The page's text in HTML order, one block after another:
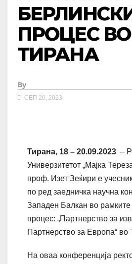
ПРОЦЕС ВО
ТИРАНА
By
СЕП 20, 2023
Тирана, 18 – 20.09.2023 –
Универзитетот „Мајка
проф. Изет Зеќири е
по ред заедничка научна
Западен Балкан во
процес: „Партнерство за
Партнерство за Европа“ во
На оваа конференција